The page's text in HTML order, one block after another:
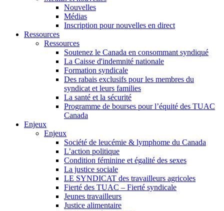
Nouvelles
Médias
Inscription pour nouvelles en direct
Ressources
Ressources
Soutenez le Canada en consommant syndiqué
La Caisse d'indemnité nationale
Formation syndicale
Des rabais exclusifs pour les membres du
syndicat et leurs families
La santé et la sécurité
Programme de bourses pour l’équité des TUAC
Canada
Enjeux
Enjeux
Société de leucémie & lymphome du Canada
L’action politique
Condition féminine et égalité des sexes
La justice sociale
LE SYNDICAT des travailleurs agricoles
Fierté des TUAC – Fierté syndicale
Jeunes travailleurs
Justice alimentaire